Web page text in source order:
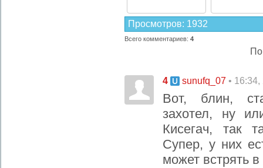
Просмотров: 1932
Всего комментариев: 4
4 sunufq_07 •
Вот, блин,
захотел, ну
Кисегач, так
Супер, у них
может встрять